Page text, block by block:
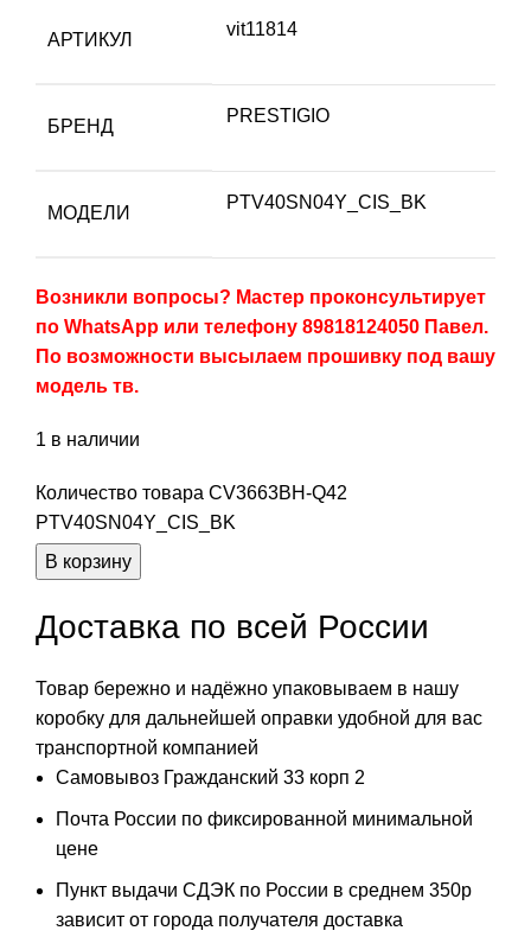
АРТИКУЛ
vit11814
БРЕНД
PRESTIGIO
МОДЕЛИ
PTV40SN04Y_CIS_BK
Возникли вопросы? Мастер проконсультирует
по WhatsApp или телефону 89818124050 Павел.
По возможности высылаем прошивку под вашу
модель тв.
1 в наличии
Количество товара CV3663BH-Q42
PTV40SN04Y_CIS_BK
В корзину
Доставка по всей России
Товар бережно и надёжно упаковываем в нашу
коробку для дальнейшей оправки удобной для вас
транспортной компанией
Самовывоз Гражданский 33 корп 2
Почта России по фиксированной минимальной
цене
Пункт выдачи СДЭК по России в среднем 350р
зависит от города получателя доставка